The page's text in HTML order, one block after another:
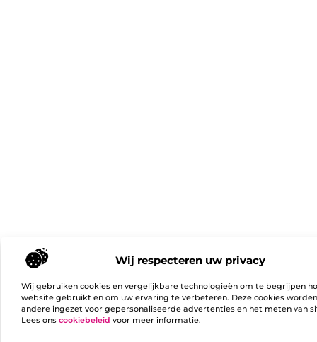
Wij respecteren uw privacy
Wij gebruiken cookies en vergelijkbare technologieën om te begrijpen
website gebruikt en om uw ervaring te verbeteren. Deze cookies
andere ingezet voor gepersonaliseerde advertenties en het meten van
Lees ons cookiebeleid voor meer informatie.